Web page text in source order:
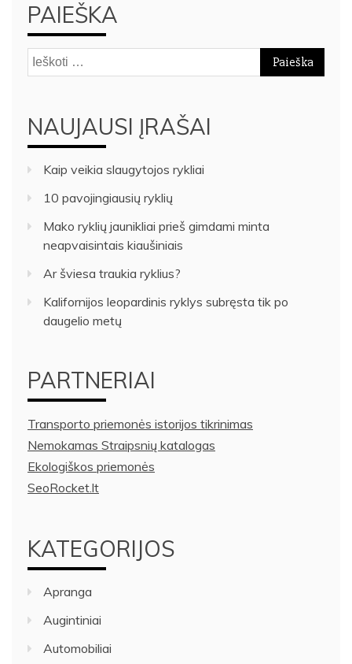
PAIEŠKA
Ieškoti:
NAUJAUSI ĮRAŠAI
Kaip veikia slaugytojos rykliai
10 pavojingiausių ryklių
Mako ryklių jaunikliai prieš gimdami minta
neapvaisintais kiaušiniais
Ar šviesa traukia ryklius?
Kalifornijos leopardinis ryklys subręsta tik po
daugelio metų
PARTNERIAI
Transporto priemonės istorijos tikrinimas
Nemokamas Straipsnių katalogas
Ekologiškos priemonės
SeoRocket.lt
KATEGORIJOS
Apranga
Augintiniai
Automobiliai